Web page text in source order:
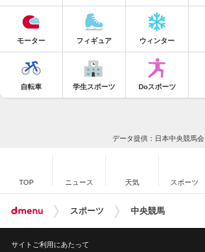
モーター フィギュア ウィンター
自転車 学生スポーツ Doスポーツ
データ提供：日本中央競馬会
TOP ニュース 天気 スポーツ
スポーツ 中央競馬
サイトご利用にあたって